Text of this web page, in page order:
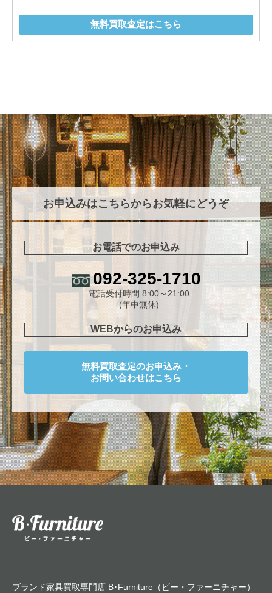
無料買取査定はこちら
お申込みはこちらからお気軽にどうぞ
お電話でのお申込み
092-325-1710
電話受付時間 8:00～21:00
(年中無休)
WEBからのお申込み
無料買取査定のお申込み・
お問い合わせはこちら
ブランド家具買取専門店 B･Furniture（ビー・ファーニチャー）